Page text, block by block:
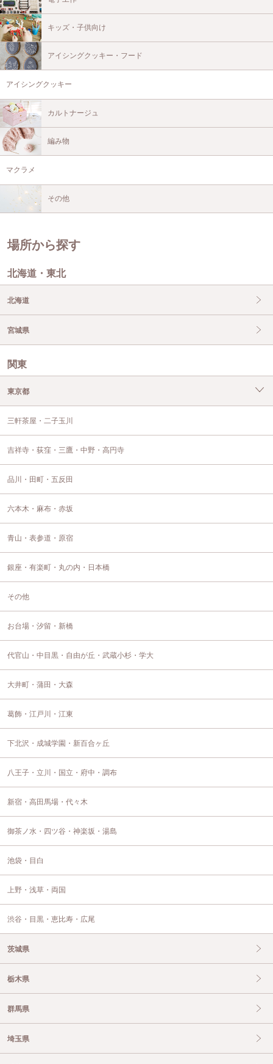
キッズ・子供向け
アイシングクッキー・フード
アイシングクッキー
カルトナージュ
編み物
マクラメ
その他
場所から探す
北海道・東北
北海道
宮城県
関東
東京都
三軒茶屋・二子玉川
吉祥寺・荻窪・三鷹・中野・高円寺
品川・田町・五反田
六本木・麻布・赤坂
青山・表参道・原宿
銀座・有楽町・丸の内・日本橋
その他
お台場・汐留・新橋
代官山・中目黒・自由が丘・武蔵小杉・学大
大井町・蒲田・大森
葛飾・江戸川・江東
下北沢・成城学園・新百合ヶ丘
八王子・立川・国立・府中・調布
新宿・高田馬場・代々木
御茶ノ水・四ツ谷・神楽坂・湯島
池袋・目白
上野・浅草・両国
渋谷・目黒・恵比寿・広尾
茨城県
栃木県
群馬県
埼玉県